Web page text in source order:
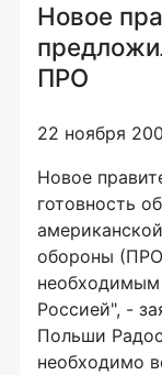
Новое
ПРО
22 ноября
Новое
готовность
обороны
необходимым
Россией", -
Польши
необходимо